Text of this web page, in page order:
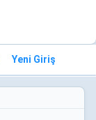
Yeni Giriş